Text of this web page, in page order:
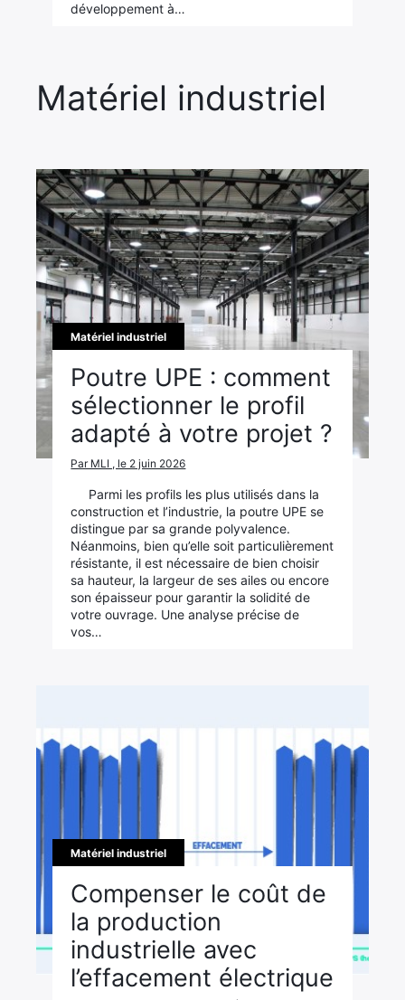
développement à…
Matériel industriel
Matériel industriel
Poutre UPE : comment
sélectionner le profil
adapté à votre projet ?
Par MLI , le 2 juin 2026
Parmi les profils les plus utilisés dans la
construction et l’industrie, la poutre UPE se
distingue par sa grande polyvalence.
Néanmoins, bien qu’elle soit particulièrement
résistante, il est nécessaire de bien choisir
sa hauteur, la largeur de ses ailes ou encore
son épaisseur pour garantir la solidité de
votre ouvrage. Une analyse précise de
vos…
Matériel industriel
Compenser le coût de
la production
industrielle avec
l’effacement électrique
Rechercher